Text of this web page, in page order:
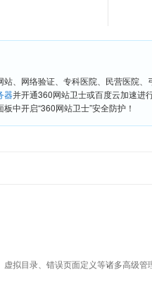
、网络验证、专科医院、民营医院、
器并开通360网站卫士或百度云加速进
中开启“360网站卫士”安全防护！
拟目录、错误页面定义等诸多高级管